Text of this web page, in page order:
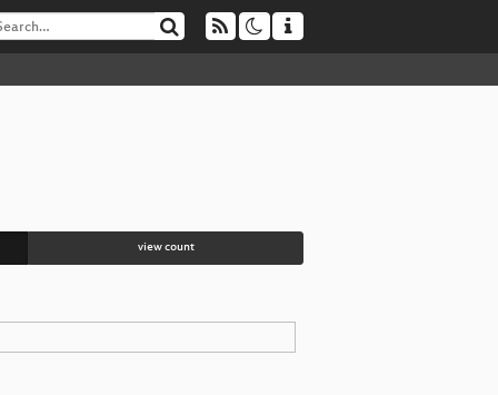
view count